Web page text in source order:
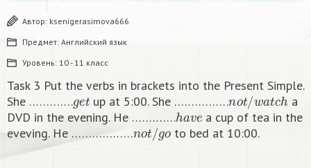
Автор: ksenigerasimova666
Предмет: Английский язык
Уровень: 10 - 11 класс
Task 3 Put the verbs in brackets into the Present Simple.
She ………….ge tup at 5:00. She …………….not/watcha
DVD in the evening. He ………….have a cup of tea in the
eveving. He ………………not/go to bed at 10:00. ​